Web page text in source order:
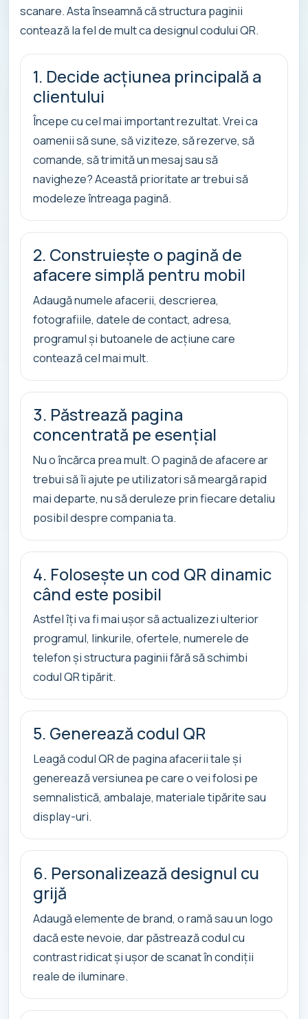
scanare. Asta înseamnă că structura paginii
contează la fel de mult ca designul codului QR.
1. Decide acțiunea principală a
clientului
Începe cu cel mai important rezultat. Vrei ca
oamenii să sune, să viziteze, să rezerve, să
comande, să trimită un mesaj sau să
navigheze? Această prioritate ar trebui să
modeleze întreaga pagină.
2. Construiește o pagină de
afacere simplă pentru mobil
Adaugă numele afacerii, descrierea,
fotografiile, datele de contact, adresa,
programul și butoanele de acțiune care
contează cel mai mult.
3. Păstrează pagina
concentrată pe esențial
Nu o încărca prea mult. O pagină de afacere ar
trebui să îi ajute pe utilizatori să meargă rapid
mai departe, nu să deruleze prin fiecare detaliu
posibil despre compania ta.
4. Folosește un cod QR dinamic
când este posibil
Astfel îți va fi mai ușor să actualizezi ulterior
programul, linkurile, ofertele, numerele de
telefon și structura paginii fără să schimbi
codul QR tipărit.
5. Generează codul QR
Leagă codul QR de pagina afacerii tale și
generează versiunea pe care o vei folosi pe
semnalistică, ambalaje, materiale tipărite sau
display-uri.
6. Personalizează designul cu
grijă
Adaugă elemente de brand, o ramă sau un logo
dacă este nevoie, dar păstrează codul cu
contrast ridicat și ușor de scanat în condiții
reale de iluminare.